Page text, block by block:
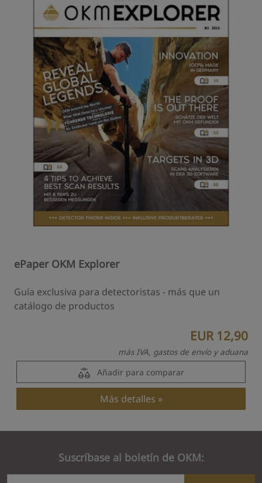
ePaper OKM Explorer
Guía exclusiva para detectoristas - más que un
catálogo de productos
EUR 12,90
más IVA, gastos de envío y aduana
Añadir para comparar
Más detalles
Suscríbase al boletín de OKM: